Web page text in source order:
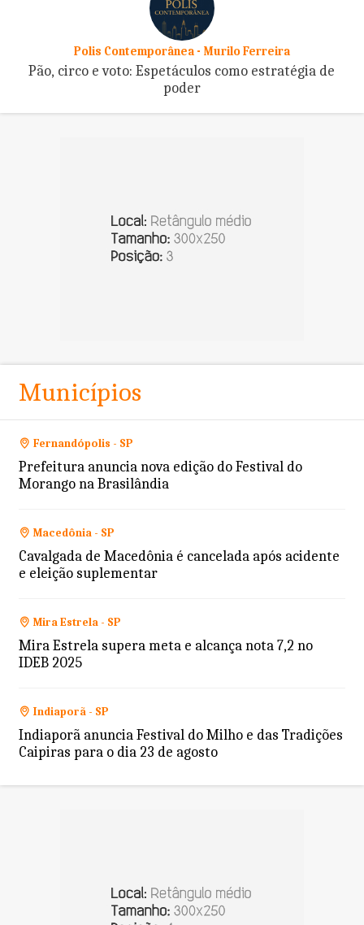
Polis Contemporânea - Murilo Ferreira
Pão, circo e voto: Espetáculos como estratégia de
poder
Municípios
Fernandópolis - SP
Prefeitura anuncia nova edição do Festival do
Morango na Brasilândia
Macedônia - SP
Cavalgada de Macedônia é cancelada após acidente
e eleição suplementar
Mira Estrela - SP
Mira Estrela supera meta e alcança nota 7,2 no
IDEB 2025
Indiaporã - SP
Indiaporã anuncia Festival do Milho e das Tradições
Caipiras para o dia 23 de agosto